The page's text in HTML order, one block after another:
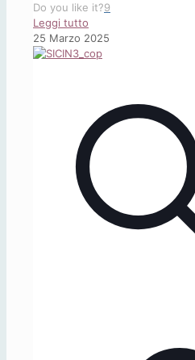
Do you like it?9
Leggi tutto
Aichinger-
Konstellationen:
Neue
Perspektiven
auf
Ilse
Aichingers
Werk
und
literarische
25 Marzo 2025